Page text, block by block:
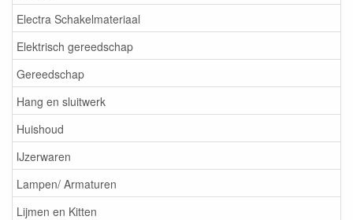
Electra Schakelmateriaal
Elektrisch gereedschap
Gereedschap
Hang en sluitwerk
Huishoud
IJzerwaren
Lampen/ Armaturen
Lijmen en Kitten